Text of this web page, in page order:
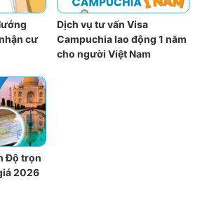
cư
Dịch vụ tư vấn Visa
Campuchia lao động 1 năm
cho người Việt Nam
Độ trọn
2026